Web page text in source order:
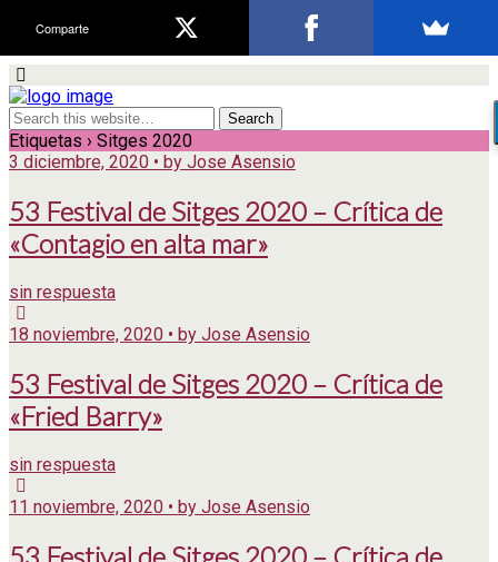
Etiquetas › Sitges 2020
3 diciembre, 2020 • by Jose Asensio
53 Festival de Sitges 2020 – Crítica de
«Contagio en alta mar»
sin respuesta
18 noviembre, 2020 • by Jose Asensio
53 Festival de Sitges 2020 – Crítica de
«Fried Barry»
sin respuesta
11 noviembre, 2020 • by Jose Asensio
53 Festival de Sitges 2020 – Crítica de
Comparte